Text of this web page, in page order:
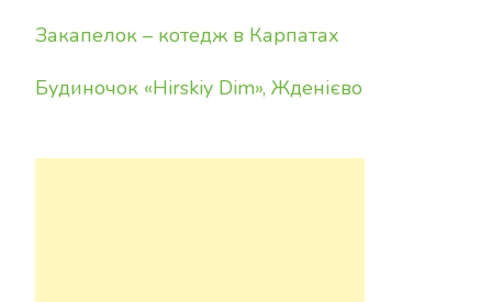
Закапелок – котедж в Карпатах
Будиночок «Hirskiy Dim», Жденієво